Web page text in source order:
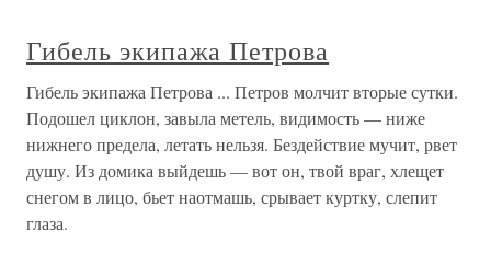
Гибель экипажа Петрова
Гибель экипажа Петрова ... Петров молчит вторые сутки.
Подошел циклон, завыла метель, видимость — ниже
нижнего предела, летать нельзя. Бездействие мучит, рвет
душу. Из домика выйдешь — вот он, твой враг, хлещет
снегом в лицо, бьет наотмашь, срывает куртку, слепит
глаза.